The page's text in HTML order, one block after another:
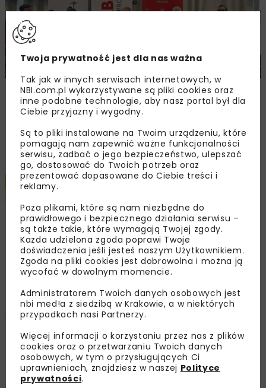
Śląskie Forum Drogownictwa 2026
Załaduj więcej...
DROGI MOSTY
ARCHIWUM NBI
INWESTYCJE
Obwodnica Południowa
Gdańska – w rok od
rozpoczęcia budowy
Bernarda Ambroża-Urbanek
OPUBLIKOWANO: 22.11.2010
Twoja prywatność jest dla nas ważna
Tak jak w innych serwisach internetowych, w
NBI.com.pl wykorzystywane są pliki cookies oraz
inne podobne technologie, aby nasz portal był dla
Ciebie przyjazny i wygodny.
Są to pliki instalowane na Twoim urządzeniu, które
pomagają nam zapewnić ważne funkcjonalności
serwisu, zadbać o jego bezpieczeństwo, ulepszać
go, dostosować do Twoich potrzeb oraz
prezentować dopasowane do Ciebie treści i
reklamy.
Poza plikami, które są nam niezbędne do
prawidłowego i bezpiecznego działania serwisu –
są także takie, które wymagają Twojej zgody.
Każda udzielona zgoda poprawi Twoje
doświadczenia jeśli jesteś naszym Użytkownikiem.
Zgoda na pliki cookies jest dobrowolna i można ją
wycofać w dowolnym momencie.
Administratorem Twoich danych osobowych jest
nbi med!a z siedzibą w Krakowie, a w niektórych
przypadkach nasi Partnerzy.
Więcej informacji o korzystaniu przez nas z plików
cookies oraz o przetwarzaniu Twoich danych
osobowych, w tym o przysługujących Ci
uprawnieniach, znajdziesz w naszej Polityce
prywatności.